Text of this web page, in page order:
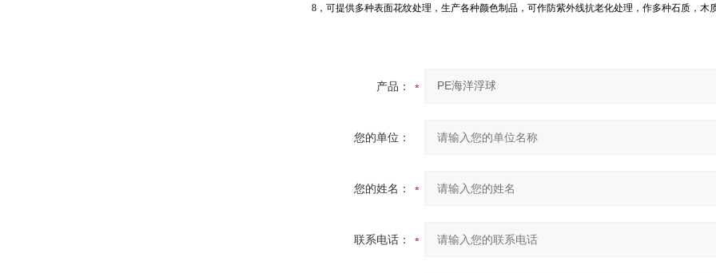
8，可提供多种表面花纹处理，生产各种颜色制品，可作防紫外线抗老化处理，作多种石质，木
产品：
您的单位：
您的姓名：
联系电话：